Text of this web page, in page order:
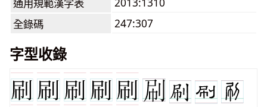
通用規範漢字表
全錄碼
247:307
字型收錄